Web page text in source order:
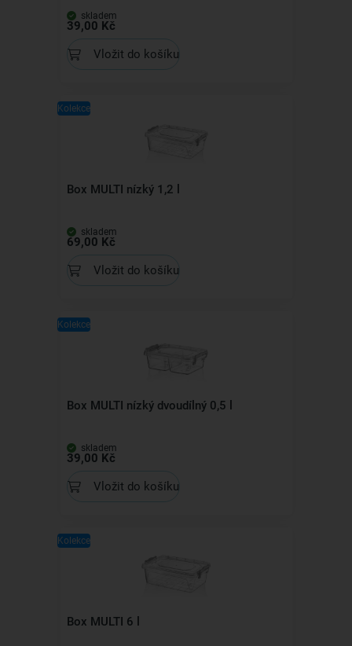
skladem
39,00 Kč
Vložit do košíku
Kolekce
Box MULTI nízký 1,2 l
skladem
69,00 Kč
Vložit do košíku
Kolekce
Box MULTI nízký dvoudílný 0,5 l
skladem
39,00 Kč
Vložit do košíku
Kolekce
Box MULTI 6 l